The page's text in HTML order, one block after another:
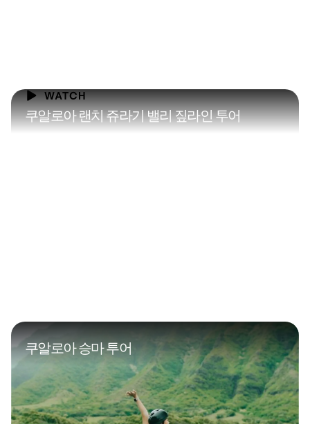
쿠알로아 랜치 쥬라기 밸리 짚라인 투어
쿠알로아 승마 투어